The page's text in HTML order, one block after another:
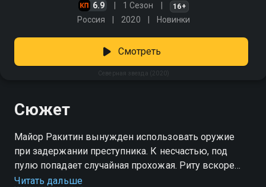
6.9 1 Сезон 16+
Россия 2020 Новинки
Северная звезда (2020)
Смотреть
Сюжет
Майор Ракитин вынужден использовать оружие
при задержании преступника. К несчастью, под
пулю попадает случайная прохожая. Риту вскоре
выписывают из больницы, а против Стаса
Читать дальше